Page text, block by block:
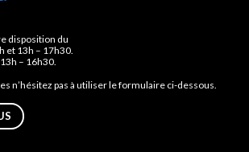
disposition du
et 13h – 17h30.
– 16h30.
n’hésitez pas à utiliser le formulaire ci-dessous.